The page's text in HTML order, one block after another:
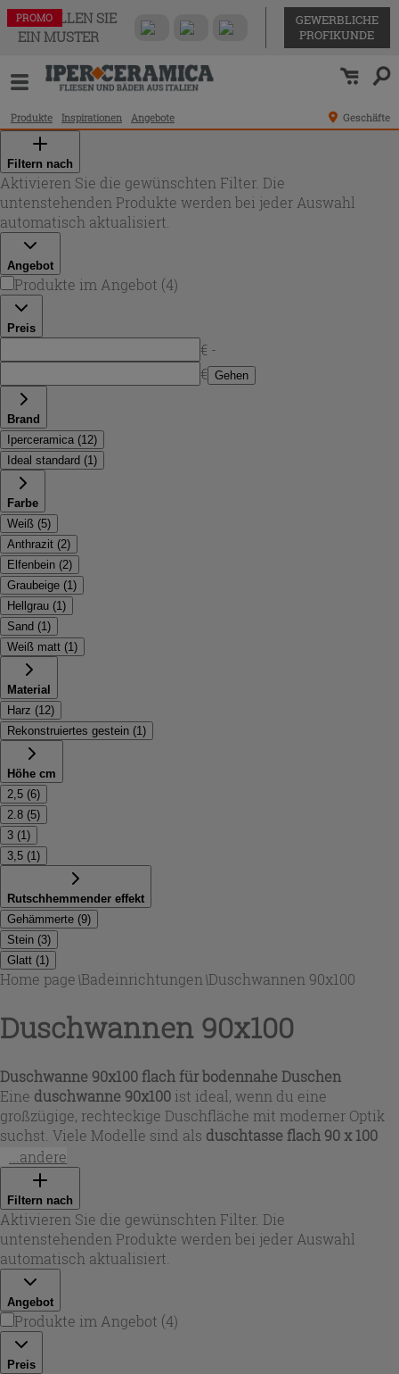
BESTELLEN SIE
EIN MUSTER
GEWERBLICHE
PROFIKUNDE
Produkte Inspirationen Angebote Geschäfte
Filtern nach
Aktivieren Sie die gewünschten Filter. Die
untenstehenden Produkte werden bei jeder Auswahl
automatisch aktualisiert.
Angebot
Produkte im Angebot (4)
Preis
€ -
€ Gehen
Brand
Iperceramica (12)
Ideal standard (1)
Farbe
Weiß (5)
Anthrazit (2)
Elfenbein (2)
Graubeige (1)
Hellgrau (1)
Sand (1)
Weiß matt (1)
Material
Harz (12)
Rekonstruiertes gestein (1)
Höhe cm
2,5 (6)
2.8 (5)
3 (1)
3,5 (1)
Rutschhemmender effekt
Gehämmerte (9)
Stein (3)
Glatt (1)
Home page\Badeinrichtungen \Duschwannen 90x100
Duschwannen 90x100
Duschwanne 90x100 flach für bodennahe Duschen
Eine duschwanne 90x100 ist ideal, wenn du eine
großzügige, rechteckige Duschfläche mit moderner Optik
suchst. Viele Modelle sind als duschtasse flach 90 x 100
konzipiert und überzeugen mit sehr geringer Bauhöhe (ca.
2,5–3,5 cm) – perfekt für einen nahezu ebenerdigen
Einstieg. In dieser Auswahl findest du sowohl die
Schreibweise duschwanne 90 x 100als auch
90 x 100bzw.duschbecken 90 x 100, damit du genau die
passende Größe für dein Badprojekt triffst.
...andere
Filtern nach
Aktivieren Sie die gewünschten Filter. Die
untenstehenden Produkte werden bei jeder Auswahl
automatisch aktualisiert.
Angebot
Produkte im Angebot (4)
Preis
PROMO
PROMO
PROMO
PROMO